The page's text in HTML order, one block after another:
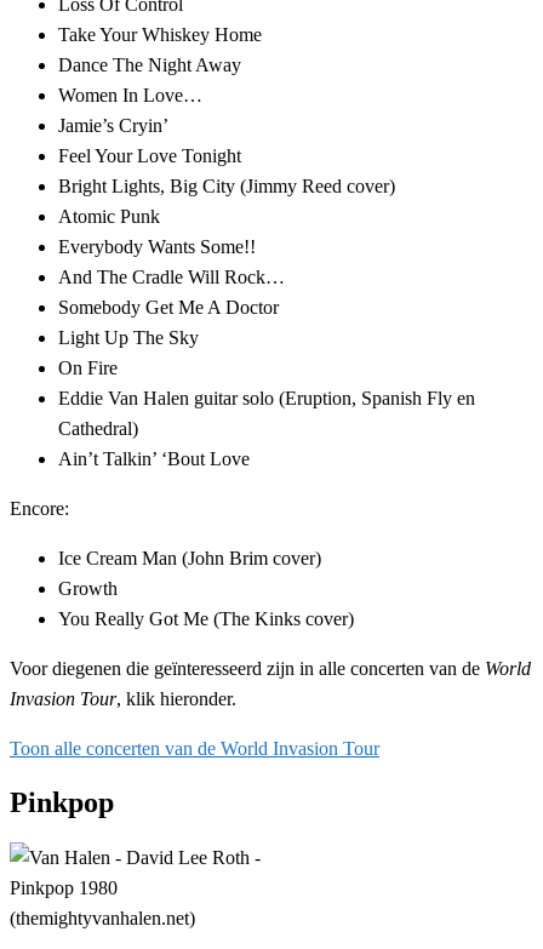
Loss Of Control
Take Your Whiskey Home
Dance The Night Away
Women In Love…
Jamie’s Cryin’
Feel Your Love Tonight
Bright Lights, Big City (Jimmy Reed cover)
Atomic Punk
Everybody Wants Some!!
And The Cradle Will Rock…
Somebody Get Me A Doctor
Light Up The Sky
On Fire
Eddie Van Halen guitar solo (Eruption, Spanish Fly en
Cathedral)
Ain’t Talkin’ ‘Bout Love
Encore:
Ice Cream Man (John Brim cover)
Growth
You Really Got Me (The Kinks cover)
Voor diegenen die geïnteresseerd zijn in alle concerten van de World
Invasion Tour, klik hieronder.
Toon alle concerten van de World Invasion Tour
Pinkpop